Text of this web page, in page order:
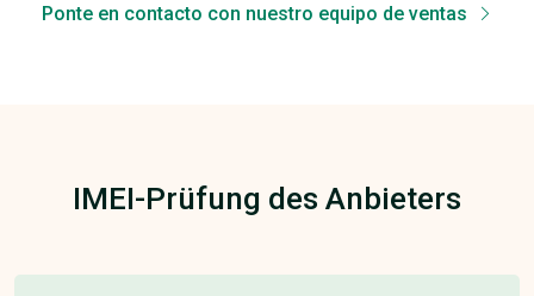
Ponte en contacto con nuestro equipo de ventas
IMEI-Prüfung des Anbieters